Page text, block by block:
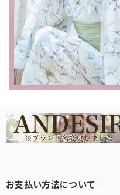
お支払い方法について